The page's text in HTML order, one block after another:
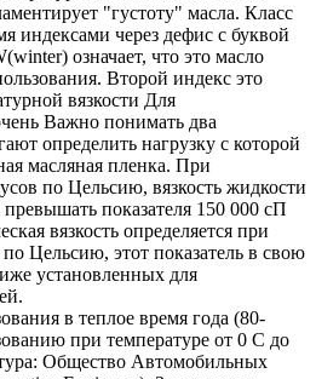
"густоту" масла. Класс
индексами через дефис с буквой
означает, что это масло
Второй индекс это
вязкости Для
Важно понимать два
определить нагрузку с которой
масляная пленка. При
по Цельсию, вязкость жидкости
показателя 150 000 сП
вязкость определяется при
Цельсию, этот показатель в свою
установленных для
в теплое время года (80-
при температуре от 0 С до
Общество Автомобильных